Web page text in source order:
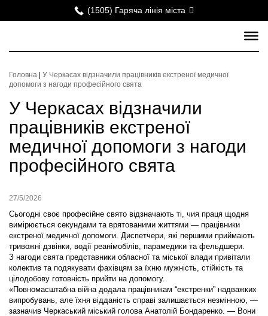
(1505) Гаряча лінія міста
Головна
У Черкасах відзначили працівників екстреної медичної
допомоги з нагоди професійного свята
У Черкасах відзначили
працівників екстреної
медичної допомоги з нагоди
професійного свята
27/5/2026
Сьогодні своє професійне свято відзначають ті, чия праця щодня
вимірюється секундами та врятованими життями — працівники
екстреної медичної допомоги. Диспетчери, які першими приймають
тривожні дзвінки, водії реанімобілів, парамедики та фельдшери.
З нагоди свята представники обласної та міської влади привітали
колектив та подякувати фахівцям за їхню мужність, стійкість та
цілодобову готовність прийти на допомогу.
«Повномасштабна війна додала працівникам “екстренки” надважких
випробувань, але їхня відданість справі залишається незмінною, —
зазначив Черкаський міський голова Анатолій Бондаренко. — Вони